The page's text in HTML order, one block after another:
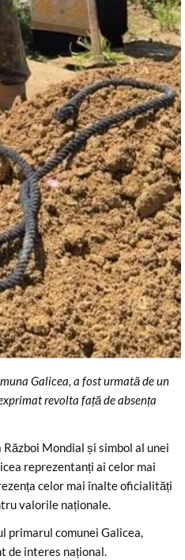
Galicea, a fost urmată de un
revolta față de absența
Mondial și simbol al unei
reprezentanți ai celor mai
celor mai înalte oficialități
valorile naționale.
primarul comunei Galicea,
de interes național.